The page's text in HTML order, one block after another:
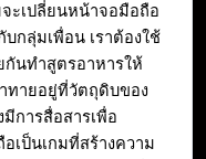
ะเปลี่ยนหน้าจอมือถือ
กลุ่มเพื่อน เราต้องใช้
นทำสูตรอาหารให้
ทายอยู่ที่วัตถุดิบของ
การสื่อสารเพื่อ
เป็นเกมที่สร้างความ